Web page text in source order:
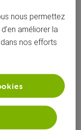
mbps) et 1
questions : - Est-
profiter de mon
n'est pas
pour la
nous permettez
améliorer la
nos efforts